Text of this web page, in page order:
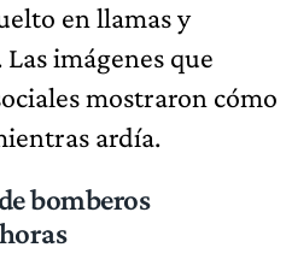
en llamas y
imágenes que
mostraron cómo
ardía.
bomberos